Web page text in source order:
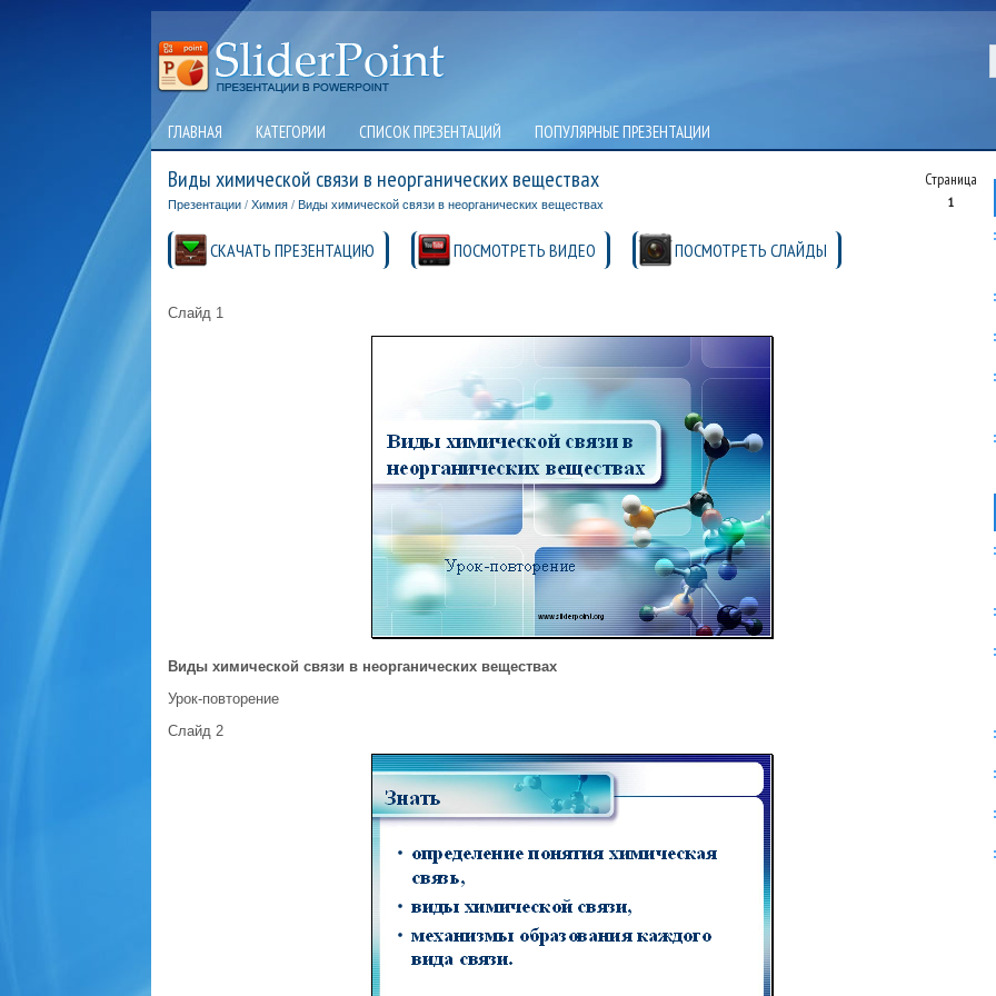
ГЛАВНАЯ КАТЕГОРИИ СПИСОК ПРЕЗЕНТАЦИЙ ПОПУЛЯРНЫЕ ПРЕЗЕНТАЦИИ
Виды химической связи в неорганических веществах Страница
1
Презентации/ Химия/ Виды химической связи в неорганических веществах
СКАЧАТЬ ПРЕЗЕНТАЦИЮ ПОСМОТРЕТЬ ВИДЕО ПОСМОТРЕТЬ СЛАЙДЫ
Слайд 1
Виды химической связи в неорганических веществах
Урок-повторение
Слайд 2